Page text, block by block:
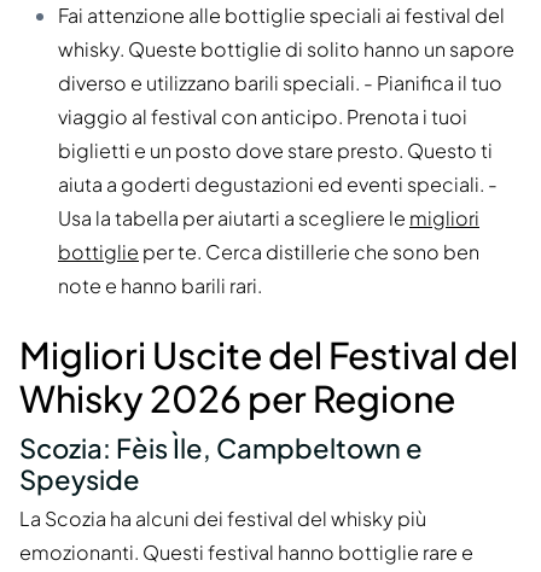
Fai attenzione alle bottiglie speciali ai festival del
whisky. Queste bottiglie di solito hanno un sapore
diverso e utilizzano barili speciali. - Pianifica il tuo
viaggio al festival con anticipo. Prenota i tuoi
biglietti e un posto dove stare presto. Questo ti
aiuta a goderti degustazioni ed eventi speciali. -
Usa la tabella per aiutarti a scegliere le migliori
bottiglie per te. Cerca distillerie che sono ben
note e hanno barili rari.
Migliori Uscite del Festival del
Whisky 2026 per Regione
Scozia: Fèis Ìle, Campbeltown e
Speyside
La Scozia ha alcuni dei festival del whisky più
emozionanti. Questi festival hanno bottiglie rare e